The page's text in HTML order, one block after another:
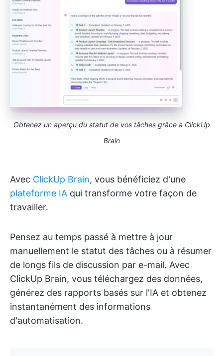
Obtenez un aperçu du statut de vos tâches grâce à ClickUp
Brain
Avec ClickUp Brain, vous bénéficiez d'une
plateforme IA qui transforme votre façon de
travailler.
Pensez au temps passé à mettre à jour
manuellement le statut des tâches ou à résumer
de longs fils de discussion par e-mail. Avec
ClickUp Brain, vous téléchargez des données,
générez des rapports basés sur l'IA et obtenez
instantanément des informations
d'automatisation.